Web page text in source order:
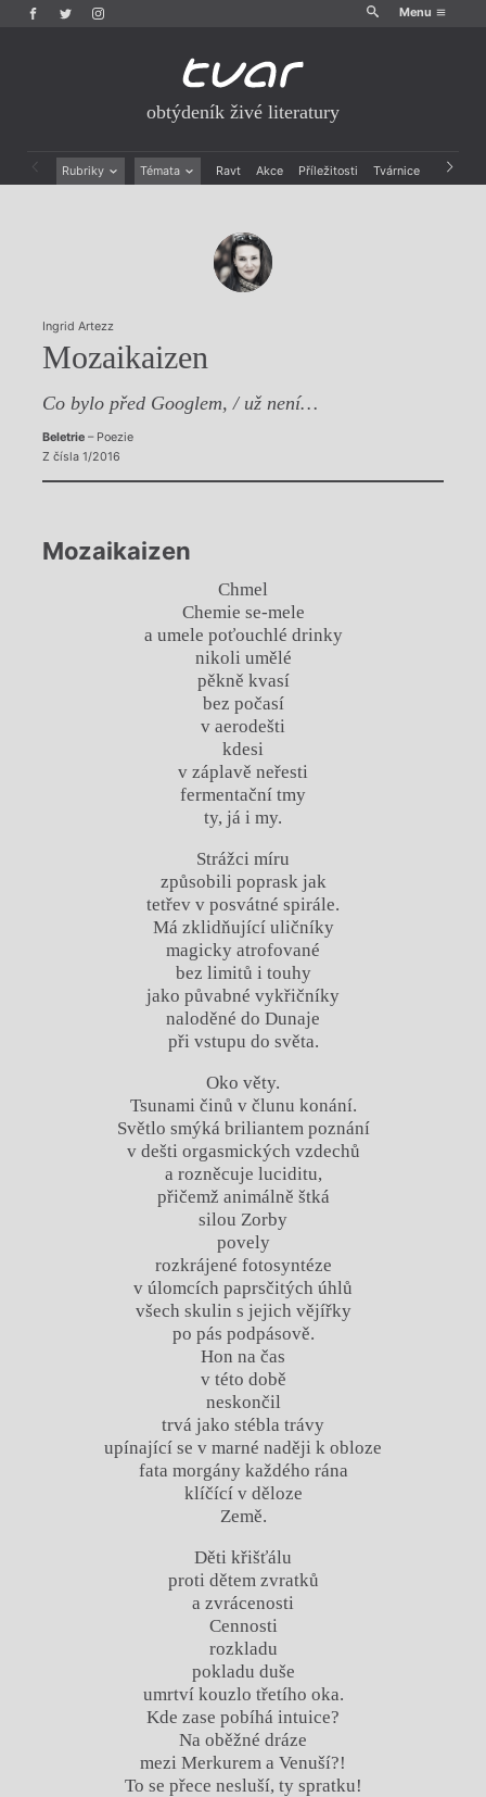
Menu
obtýdeník živé literatury
Rubriky Témata Ravt Akce Příležitosti Tvárnice Archiv
Ingrid Artezz
Mozaikaizen
Co bylo před Googlem, / už není…
Beletrie– Poezie
Z čísla 1/2016
Mozaikaizen
Chmel
Chemie se-mele
a umele poťouchlé drinky
nikoli umělé
pěkně kvasí
bez počasí
v aerodešti
kdesi
v záplavě neřesti
fermentační tmy
ty, já i my.
Strážci míru
způsobili poprask jak
tetřev v posvátné spirále.
Má zklidňující uličníky
magicky atrofované
bez limitů i touhy
jako půvabné vykřičníky
naloděné do Dunaje
při vstupu do světa.
Oko věty.
Tsunami činů v člunu konání.
Světlo smýká briliantem poznání
v dešti orgasmických vzdechů
a rozněcuje luciditu,
přičemž animálně štká
silou Zorby
povely
rozkrájené fotosyntéze
v úlomcích paprsčitých úhlů
všech skulin s jejich vějířky
po pás podpásově.
Hon na čas
v této době
neskončil
trvá jako stébla trávy
upínající se v marné naději k obloze
fata morgány každého rána
klíčící v děloze
Země.
Děti křišťálu
proti dětem zvratků
a zvrácenosti
Cennosti
rozkladu
pokladu duše
umrtví kouzlo třetího oka.
Kde zase pobíhá intuice?
Na oběžné dráze
mezi Merkurem a Venuší?!
To se přece nesluší, ty spratku!